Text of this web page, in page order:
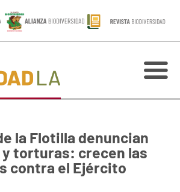
la Flotilla denuncian
torturas: crecen las
contra el Ejército